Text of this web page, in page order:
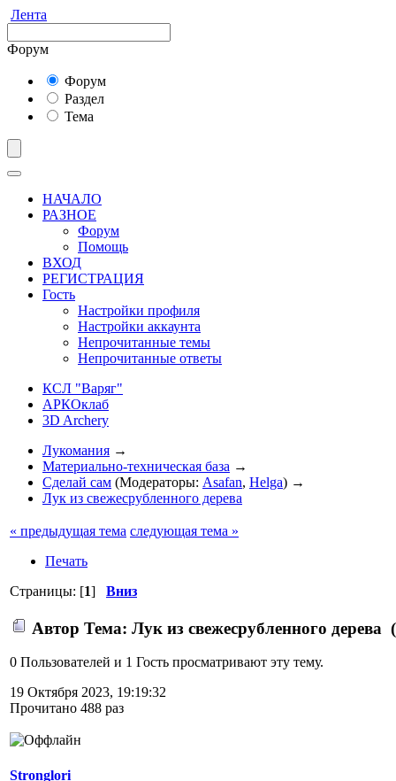
Лента
Форум
Форум
Раздел
Тема
НАЧАЛО
РАЗНОЕ
Форум
Помощь
ВХОД
РЕГИСТРАЦИЯ
Гость
Настройки профиля
Настройки аккаунта
Непрочитанные темы
Непрочитанные ответы
КСЛ "Варяг"
АРКОклаб
3D Archery
Лукомания →
Материально-техническая база →
Сделай сам (Модераторы: Asafan, Helga) →
Лук из свежесрубленного дерева
« предыдущая тема следующая тема »
Печать
Страницы: [1] Вниз
Автор Тема: Лук из свежесрубленного дерева
0 Пользователей и 1 Гость просматривают эту тему.
19 Октября 2023, 19:19:32
Прочитано 488 раз
Stronglori